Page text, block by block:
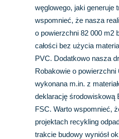
węglowego, jaki generuje
wspomnieć, że nasza
o powierzchni 82 000 m2
całości bez użycia
PVC. Dodatkowo nasza
Robakowie o powierzchni
wykonana m.in. z
deklarację środowiskową
FSC. Warto wspomnieć,
projektach recykling
trakcie budowy wyniósł